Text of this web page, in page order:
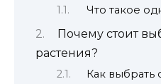
Что такое
Почему стоит
растения?
Как выбрать